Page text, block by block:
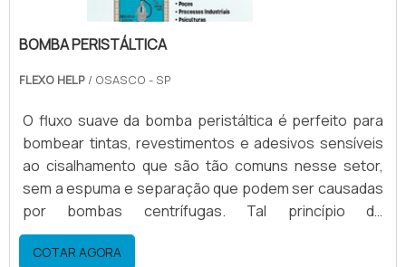
BOMBA PERISTÁLTICA
FLEXO HELP / OSASCO - SP
O fluxo suave da bomba peristáltica é perfeito para
bombear tintas, revestimentos e adesivos sensíveis
ao cisalhamento que são tão comuns nesse setor,
sem a espuma e separação que podem ser causadas
por bombas centrífugas. Tal princípio de
bombeamento confere grande força de sucção,
vencendo resistências, eliminando risco de “slip” de
COTAR AGORA